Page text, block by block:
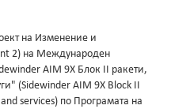
на Изменение и
2) на Международен
AIM 9Х Блок II ракети,
(Sidewinder AIM 9Х Block II
services) по Програмата на